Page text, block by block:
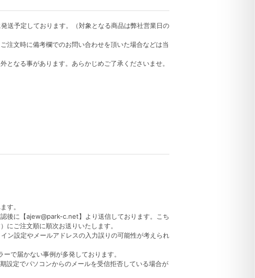
送予定しております。（対象となる商品は弊社営業日の
注文時に備考欄でのお問い合わせを頂いた場合などは当
となる事があります。あらかじめご了承くださいませ。
す。
後に【ajew@park-c.net】より送信しております。こち
にご注文順に順次お送りいたします。
ン設定やメールアドレスの入力誤りの可能性が考えられ
で届かない事例が多発しております。
定でパソコンからのメールを受信拒否している場合が